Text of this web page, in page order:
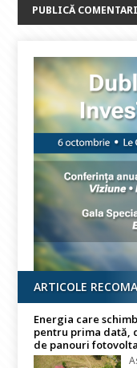
ARTICOLE
Energia care
pentru prima dată,
de panouri